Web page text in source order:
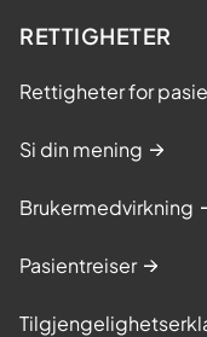
RETTIGHETER
Rettigheter for
Si din mening
Brukermedvirkning
Pasientreiser